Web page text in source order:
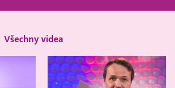
Všechny videa